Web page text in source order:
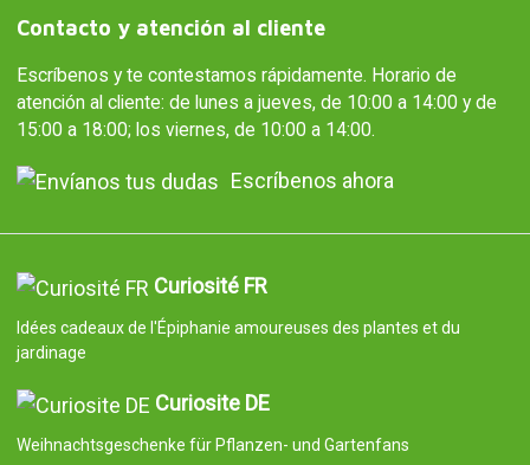
Contacto y atención al cliente
Escríbenos y te contestamos rápidamente. Horario de
atención al cliente: de lunes a jueves, de 10:00 a 14:00 y de
15:00 a 18:00; los viernes, de 10:00 a 14:00.
Escríbenos ahora
Curiosité FR
Idées cadeaux de l'Épiphanie amoureuses des plantes et du
jardinage
Curiosite DE
Weihnachtsgeschenke für Pflanzen- und Gartenfans